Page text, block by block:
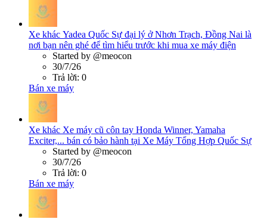
Xe khác Yadea Quốc Sự đại lý ở Nhơn Trạch, Đồng Nai là
nơi bạn nên ghé để tìm hiểu trước khi mua xe máy điện
Started by @meocon
30/7/26
Trả lời: 0
Bán xe máy
Xe khác Xe máy cũ côn tay Honda Winner, Yamaha
Exciter,... bán có bảo hành tại Xe Máy Tổng Hợp Quốc Sự
Started by @meocon
30/7/26
Trả lời: 0
Bán xe máy